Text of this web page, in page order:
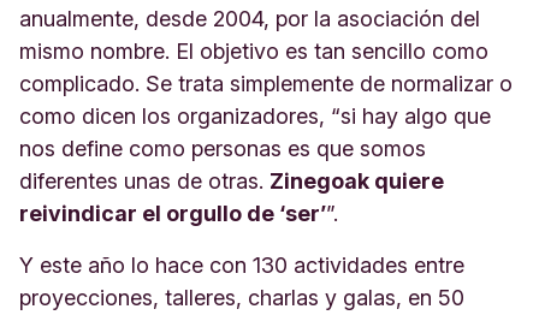
anualmente, desde 2004, por la asociación del
mismo nombre. El objetivo es tan sencillo como
complicado. Se trata simplemente de normalizar o
como dicen los organizadores, “si hay algo que
nos define como personas es que somos
diferentes unas de otras. Zinegoak quiere
reivindicar el orgullo de ‘ser’”.
Y este año lo hace con 130 actividades entre
proyecciones, talleres, charlas y galas, en 50